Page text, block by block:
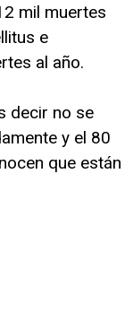
mil muertes
e
al año.
decir no se
y el 80
que están